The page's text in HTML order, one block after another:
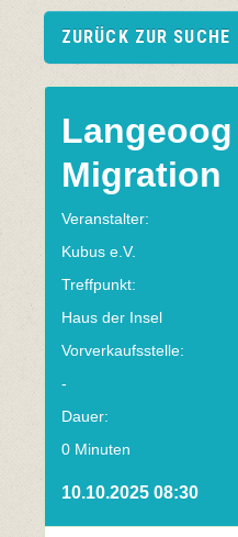
ZURÜCK ZUR SUCHE
Migration
Veranstalter:
Kubus e.V.
Treffpunkt:
Haus der Insel
Vorverkaufsstelle:
-
Dauer:
0 Minuten
10.10.2025 08:30